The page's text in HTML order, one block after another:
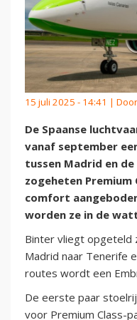
15 juli 2025 - 14:41 |
De Spaanse
vanaf september
tussen Madrid en de
zogeheten
comfort
worden ze in de
Binter vliegt opgeteld
Madrid naar Tenerife
routes wordt een
De eerste paar
voor Premium Class-